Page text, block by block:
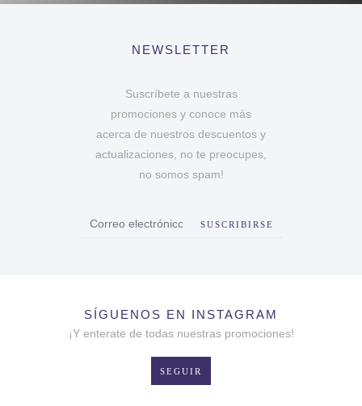
NEWSLETTER
Suscríbete a nuestras
promociones y conoce más
acerca de nuestros descuentos y
actualizaciones, no te preocupes,
no somos spam!
SUSCRIBIRSE
SÍGUENOS EN INSTAGRAM
¡Y enterate de todas nuestras promociones!
SEGUIR